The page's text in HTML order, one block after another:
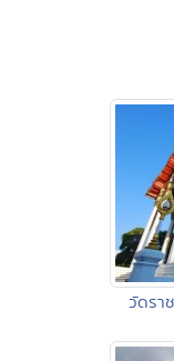
วัดรา